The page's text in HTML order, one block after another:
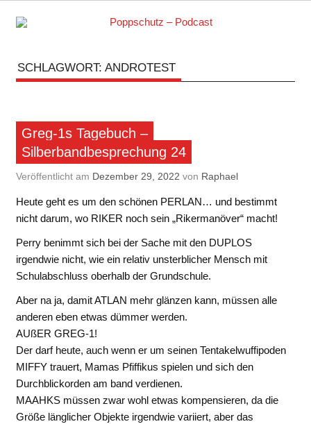
Skip
contentPodcasts zu Ihrem Vergnügen
SCHLAGWORT: ANDROTEST
Greg-1s Tagebuch –
Silberbandbesprechung 24
Veröffentlicht am Dezember 29, 2022 von Raphael
Heute geht es um den schönen PERLAN… und bestimmt
nicht darum, wo RIKER noch sein „Rikermanöver“ macht!
Perry benimmt sich bei der Sache mit den DUPLOS
irgendwie nicht, wie ein relativ unsterblicher Mensch mit
Schulabschluss oberhalb der Grundschule.
Aber na ja, damit ATLAN mehr glänzen kann, müssen alle
anderen eben etwas dümmer werden.
AUßER GREG-1!
Der darf heute, auch wenn er um seinen Tentakelwuffipoden
MIFFY trauert, Mamas Pfiffikus spielen und sich den
Durchblickorden am band verdienen.
MAAHKS müssen zwar wohl etwas kompensieren, da die
Größe länglicher Objekte irgendwie variiert, aber das